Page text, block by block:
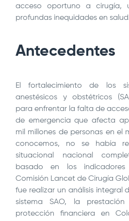
acceso oportuno a cirugía,
profundas inequidades en
Antecedentes
El fortalecimiento de los
anestésicos y obstétricos
para enfrentar la falta de
de emergencia que afecta
mil millones de personas en el
conocemos, no se había
situacional nacional
basado en los
Comisión Lancet de Cirugía
fue realizar un análisis integral
sistema SAO, la
protección financiera en